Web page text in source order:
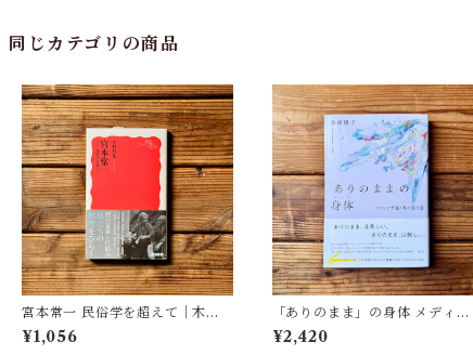
同じカテゴリの商品
宮本常一 民俗学を超えて｜木村
哲也
¥1,056
「ありのまま」の身体 メディア
が描く私の見た目 | 藤嶋 陽子(著)
¥2,420